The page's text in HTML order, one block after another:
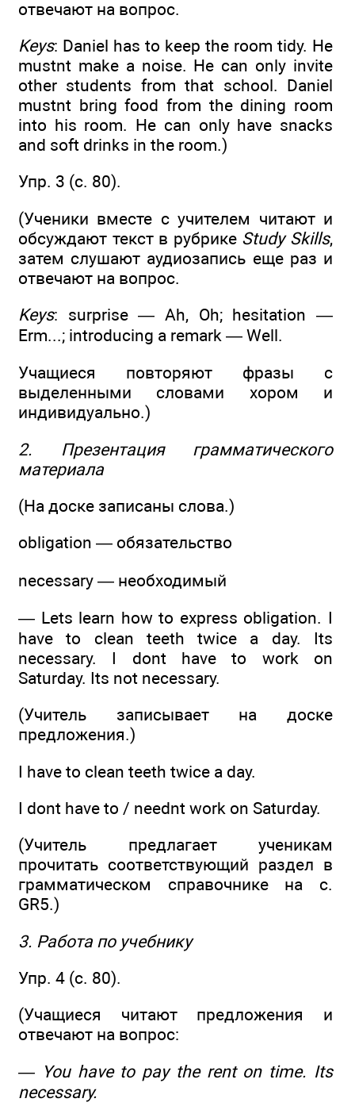
отвечают на вопрос.
Keys: Daniel has to keep the room tidy. He
mustnt make a noise. He can only invite
other students from that school. Daniel
mustnt bring food from the dining room
into his room. He can only have snacks
and soft drinks in the room.)
Упр. 3 (c. 80).
(Ученики вместе с учителем читают и
обсуждают текст в рубрике Study Skills,
затем слушают аудиозапись еще раз и
отвечают на вопрос.
Keys: surprise — Ah, Oh; hesitation —
Erm...; introducing a remark — Well.
Учащиеся повторяют фразы с
выделенными словами хором и
индивидуально.)
2. Презентация грамматического
материала
(На доске записаны слова.)
obligation — обязательство
necessary — необходимый
— Lets learn how to express obligation. I
have to clean teeth twice a day. Its
necessary. I dont have to work on
Saturday. Its not necessary.
(Учитель записывает на доске
предложения.)
I have to clean teeth twice a day.
I dont have to / neednt work on Saturday.
(Учитель предлагает ученикам
прочитать соответствующий раздел в
грамматическом справочнике на с.
GR5.)
3. Работа по учебнику
Упр. 4 (с. 80).
(Учащиеся читают предложения и
отвечают на вопрос:
— You have to pay the rent on time. Its
necessary.